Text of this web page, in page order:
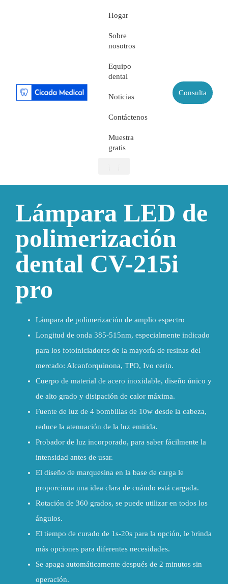
Hogar
Sobre
nosotros
Equipo
dental
Noticias
Contáctenos
Muestra
gratis
Consulta
Lámpara LED de
polimerización
dental CV-215i
pro
Lámpara de polimerización de amplio espectro
Longitud de onda 385-515nm, especialmente indicado
para los fotoiniciadores de la mayoría de resinas del
mercado: Alcanforquinona, TPO, Ivo cerin.
Cuerpo de material de acero inoxidable, diseño único y
de alto grado y disipación de calor máxima.
Fuente de luz de 4 bombillas de 10w desde la cabeza,
reduce la atenuación de la luz emitida.
Probador de luz incorporado, para saber fácilmente la
intensidad antes de usar.
El diseño de marquesina en la base de carga le
proporciona una idea clara de cuándo está cargada.
Rotación de 360 grados, se puede utilizar en todos los
ángulos.
El tiempo de curado de 1s-20s para la opción, le brinda
más opciones para diferentes necesidades.
Se apaga automáticamente después de 2 minutos sin
operación.